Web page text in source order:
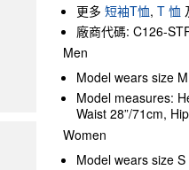
更多 短袖T恤, T 恤
廠商代碼: C126-
Men
Model wears size M
Model measures:
Waist 28”/71cm,
Women
Model wears size S